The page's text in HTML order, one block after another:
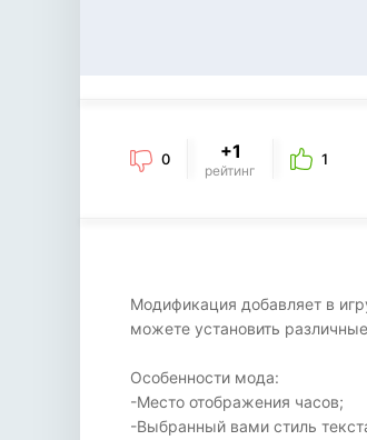
0 +1
рейтинг
1
Модификация добавляет в
можете установить
Особенности мода:
-Место отображения часов;
-Выбранный вами стиль